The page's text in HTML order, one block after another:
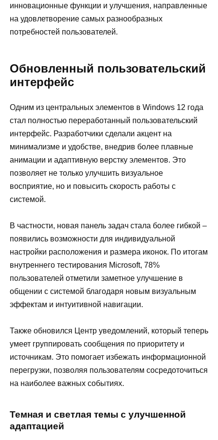
инновационные функции и улучшения, направленные
на удовлетворение самых разнообразных
потребностей пользователей.
Обновленный пользовательский
интерфейс
Одним из центральных элементов в Windows 12 года
стал полностью переработанный пользовательский
интерфейс. Разработчики сделали акцент на
минимализме и удобстве, внедрив более плавные
анимации и адаптивную верстку элементов. Это
позволяет не только улучшить визуальное
восприятие, но и повысить скорость работы с
системой.
В частности, новая панель задач стала более гибкой –
появились возможности для индивидуальной
настройки расположения и размера иконок. По итогам
внутреннего тестирования Microsoft, 78%
пользователей отметили заметное улучшение в
общении с системой благодаря новым визуальным
эффектам и интуитивной навигации.
Также обновился Центр уведомлений, который теперь
умеет группировать сообщения по приоритету и
источникам. Это помогает избежать информационной
перегрузки, позволяя пользователям сосредоточиться
на наиболее важных событиях.
Темная и светлая темы с улучшенной
адаптацией